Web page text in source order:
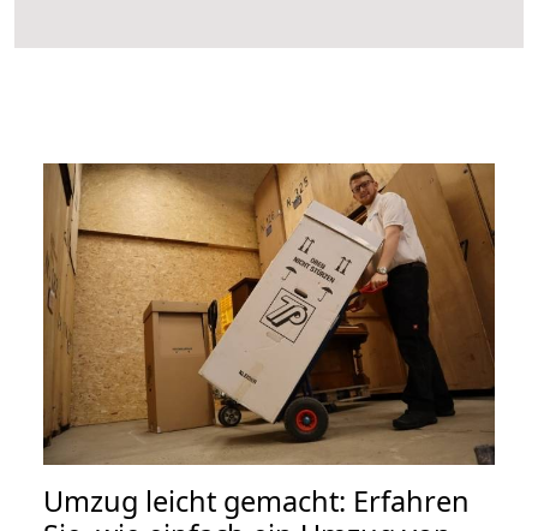
Umzug leicht gemacht: Erfahren